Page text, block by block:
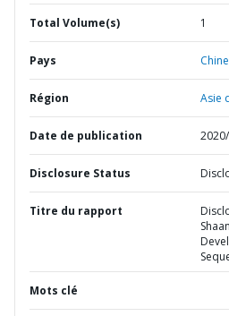
Total Volume(s) 1
Pays
Région Asie
Date de publication
Disclosure Status
Titre du rapport
Mots clé